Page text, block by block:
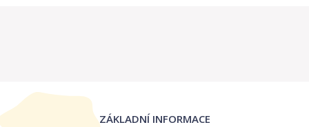
ZÁKLADNÍ INFORMACE